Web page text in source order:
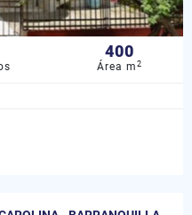
400
Área m2